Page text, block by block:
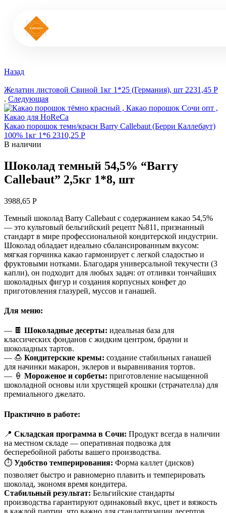
Назад
Желатин листовой Свиной 1кг 1*25 (Германия), шт 2231,45 Р
. Следующая
Какао порошок темн/красн Barry Callebaut (Берри Каллебаут)
100% 1кг 1*6 2310,25 Р
В наличии
Шоколад темный 54,5% “Barry
Callebaut” 2,5кг 1*8, шт
3988,65 Р
Темный шоколад Barry Callebaut с содержанием какао 54,5%
— это культовый бельгийский рецепт №811, признанный
стандарт в мире профессиональной кондитерской индустрии.
Шоколад обладает идеально сбалансированным вкусом:
мягкая горчинка какао гармонирует с легкой сладостью и
фруктовыми нотками. Благодаря универсальной текучести (3
капли), он подходит для любых задач: от отливки тончайших
шоколадных фигур и создания корпусных конфет до
приготовления глазурей, муссов и ганашей.
Для меню:
— 🍫 Шоколадные десерты: идеальная база для
классических фонданов с жидким центром, брауни и
шоколадных тартов.
— 🍮 Кондитерские кремы: создание стабильных ганашей
для начинки макарон, эклеров и выравнивания тортов.
— 🍦 Мороженое и сорбеты: приготовление насыщенной
шоколадной основы или хрустящей крошки (страчателла) для
премиального джелато.
Практично в работе:
📍 Складская программа в Сочи: Продукт всегда в наличии
на местном складе — оперативная подвозка для
бесперебойной работы вашего производства.
⏱️ Удобство темперирования: Форма каллет (дисков)
позволяет быстро и равномерно плавить и темперировать
шоколад, экономя время кондитера.
Стабильный результат: Бельгийские стандарты
производства гарантируют одинаковый вкус, цвет и вязкость
в каждой партии, что важно для стандартизации десертов.